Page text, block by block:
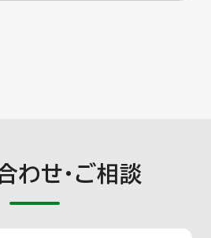
わせ・ご相談